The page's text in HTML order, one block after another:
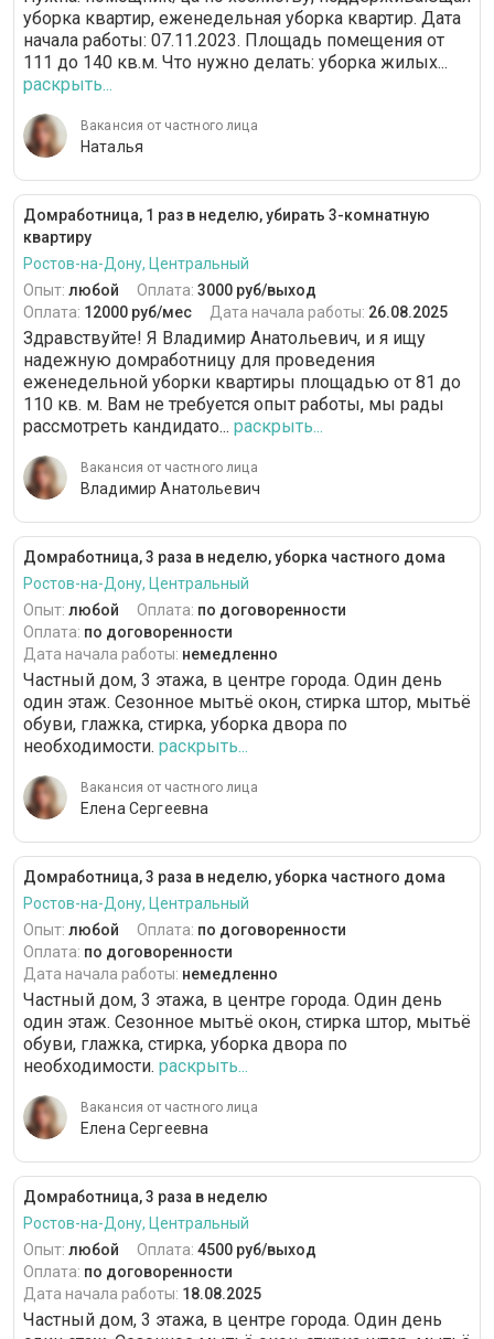
уборка квартир, еженедельная уборка квартир. Дата
начала работы: 07.11.2023. Площадь помещения от
111 до 140 кв.м. Что нужно делать: уборка жилых...
раскрыть...
Вакансия от частного лица
Наталья
Домработница, 1 раз в неделю, убирать 3-комнатную
квартиру
Ростов-на-Дону, Центральный
Опыт: любой Оплата: 3000 руб/выход
Оплата: 12000 руб/мес Дата начала работы: 26.08.2025
Здравствуйте! Я Владимир Анатольевич, и я ищу
надежную домработницу для проведения
еженедельной уборки квартиры площадью от 81 до
110 кв. м. Вам не требуется опыт работы, мы рады
рассмотреть кандидато... раскрыть...
Вакансия от частного лица
Владимир Анатольевич
Домработница, 3 раза в неделю, уборка частного дома
Ростов-на-Дону, Центральный
Опыт: любой Оплата: по договоренности
Оплата: по договоренности
Дата начала работы: немедленно
Частный дом, 3 этажа, в центре города. Один день
один этаж. Сезонное мытьё окон, стирка штор, мытьё
обуви, глажка, стирка, уборка двора по
необходимости. раскрыть...
Вакансия от частного лица
Елена Сергеевна
Домработница, 3 раза в неделю, уборка частного дома
Ростов-на-Дону, Центральный
Опыт: любой Оплата: по договоренности
Оплата: по договоренности
Дата начала работы: немедленно
Частный дом, 3 этажа, в центре города. Один день
один этаж. Сезонное мытьё окон, стирка штор, мытьё
обуви, глажка, стирка, уборка двора по
необходимости. раскрыть...
Вакансия от частного лица
Елена Сергеевна
Домработница, 3 раза в неделю
Ростов-на-Дону, Центральный
Опыт: любой Оплата: 4500 руб/выход
Оплата: по договоренности
Дата начала работы: 18.08.2025
Частный дом, 3 этажа, в центре города. Один день